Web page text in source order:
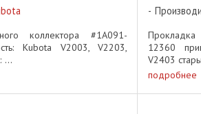
коллектора #1A091-
Kubota V2003, V2203,
...
12360
V2403
подробнее